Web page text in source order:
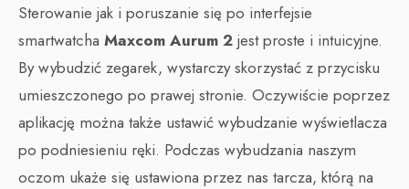
Sterowanie jak i poruszanie się po interfejsie
smartwatcha Maxcom Aurum 2 jest proste i intuicyjne.
By wybudzić zegarek, wystarczy skorzystać z przycisku
umieszczonego po prawej stronie. Oczywiście poprzez
aplikację można także ustawić wybudzanie wyświetlacza
po podniesieniu ręki. Podczas wybudzania naszym
oczom ukaże się ustawiona przez nas tarcza, którą na